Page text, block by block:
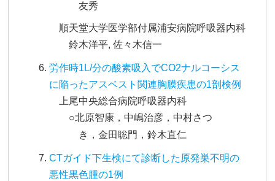
友秀
順天堂大学医学部付属浦安病院呼吸器内科
鈴木洋平, 佐々木信一
労作時1L/分の酸素吸入でCO2ナルコーシス
に陥ったアスベスト関連胸膜疾患の1剖検例
上尾中央総合病院呼吸器内科
○北原智康，中嶋治彦，中村さつ
き，金田聡門，鈴木直仁
CTガイド下生検にて診断した原発巣不明の
悪性黒色腫の1例